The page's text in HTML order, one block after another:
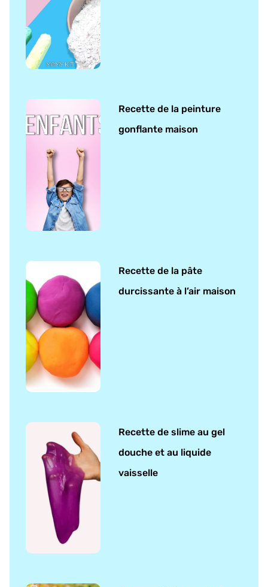
Recette de la peinture
gonflante maison
Recette de la pâte
durcissante à l’air maison
Recette de slime au gel
douche et au liquide
vaisselle